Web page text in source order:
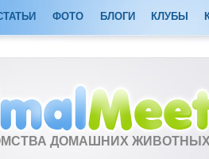
ФОТО БЛОГИ КЛУБЫ
ДОМАШНИХ